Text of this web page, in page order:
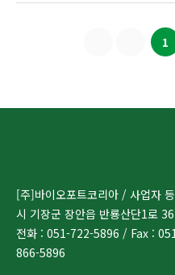
1
[주]바이오포트코리아 / 사업자
시 기장군 장안읍 반룡산단1로
전화 : 051-722-5896 / Fax :
866-5896